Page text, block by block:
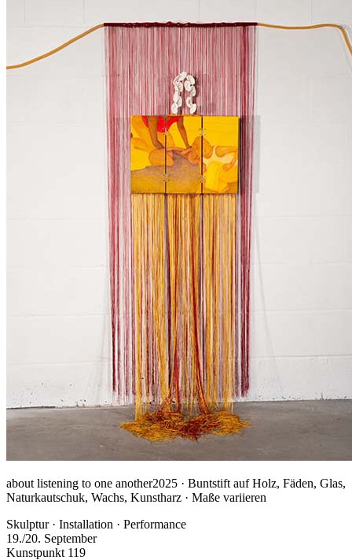
about listening to one another2025 · Buntstift auf Holz, Fäden, Glas,
Naturkautschuk, Wachs, Kunstharz · Maße variieren
Skulptur · Installation · Performance
19./20. September
Kunstpunkt 119